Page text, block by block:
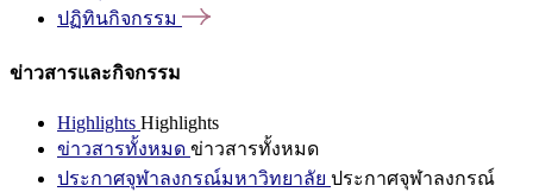
ปฏิทินกิจกรรม
ข่าวสารและกิจกรรม
Highlights Highlights
ข่าวสารทั้งหมด ข่าวสารทั้งหมด
ประกาศจุฬาลงกรณ์มหาวิทยาลัย ประกาศจุฬาลงกรณ์